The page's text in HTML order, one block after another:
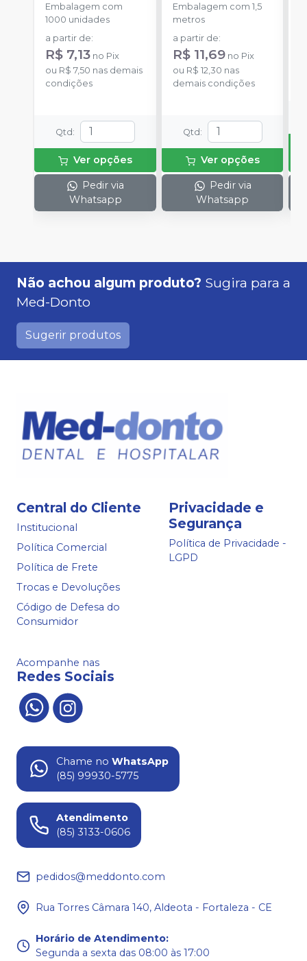
Embalagem com
1000 unidades
a partir de:
R$ 7,13 no Pix
ou R$ 7,50 nas demais
condições
Qtd :
Ver opções
Pedir via
Whatsapp
Embalagem com 1,5
metros
a partir de:
R$ 11,69 no Pix
ou R$ 12,30 nas
demais condições
Qtd :
Ver opções
Pedir via
Whatsapp
Não achou algum produto? Sugira para a
Med-Donto
Sugerir produtos
Central do Cliente
Institucional
Política Comercial
Política de Frete
Trocas e Devoluções
Código de Defesa do
Consumidor
Privacidade e
Segurança
Política de Privacidade -
LGPD
Acompanhe nas
Redes Sociais
Chame no WhatsApp
(85) 99930-5775
Atendimento
(85) 3133-0606
pedidos@meddonto.com
Rua Torres Câmara 140, Aldeota - Fortaleza - CE
Horário de Atendimento:
Segunda a sexta das 08:00 às 17:00